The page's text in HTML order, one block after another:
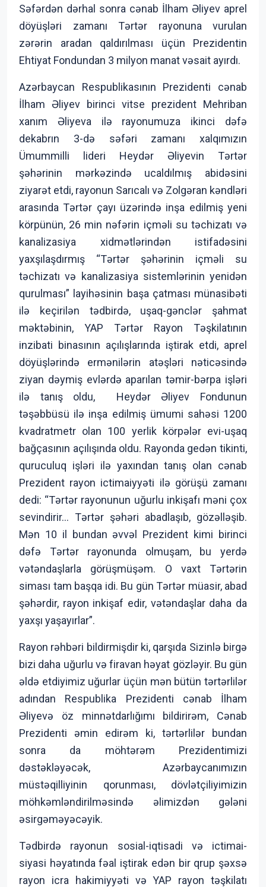
Səfərdən dərhal sonra cənab İlham Əliyev aprel
döyüşləri zamanı Tərtər rayonuna vurulan
zərərin aradan qaldırılması üçün Prezidentin
Ehtiyat Fondundan 3 milyon manat vəsait ayırdı.
Azərbaycan Respublikasının Prezidenti cənab
İlham Əliyev birinci vitse prezident Mehriban
xanım Əliyeva ilə rayonumuza ikinci dəfə
dekabrın 3-də səfəri zamanı xalqımızın
Ümummilli lideri Heydər Əliyevin Tərtər
şəhərinin mərkəzində ucaldılmış abidəsini
ziyarət etdi, rayonun Sarıcalı və Zolgəran kəndləri
arasında Tərtər çayı üzərində inşa edilmiş yeni
körpünün, 26 min nəfərin içməli su təchizatı və
kanalizasiya xidmətlərindən istifadəsini
yaxşılaşdırmış “Tərtər şəhərinin içməli su
təchizatı və kanalizasiya sistemlərinin yenidən
qurulması” layihəsinin başa çatması münasibəti
ilə keçirilən tədbirdə, uşaq-gənclər şahmat
məktəbinin, YAP Tərtər Rayon Təşkilatının
inzibati binasının açılışlarında iştirak etdi, aprel
döyüşlərində ermənilərin atəşləri nəticəsində
ziyan dəymiş evlərdə aparılan təmir-bərpa işləri
ilə tanış oldu, Heydər Əliyev Fondunun
təşəbbüsü ilə inşa edilmiş ümumi sahəsi 1200
kvadratmetr olan 100 yerlik körpələr evi-uşaq
bağçasının açılışında oldu. Rayonda gedən tikinti,
quruculuq işləri ilə yaxından tanış olan cənab
Prezident rayon ictimaiyyəti ilə görüşü zamanı
dedi: “Tərtər rayonunun uğurlu inkişafı məni çox
sevindirir... Tərtər şəhəri abadlaşıb, gözəlləşib.
Mən 10 il bundan əvvəl Prezident kimi birinci
dəfə Tərtər rayonunda olmuşam, bu yerdə
vətəndaşlarla görüşmüşəm. O vaxt Tərtərin
siması tam başqa idi. Bu gün Tərtər müasir, abad
şəhərdir, rayon inkişaf edir, vətəndaşlar daha da
yaxşı yaşayırlar”.
Rayon rəhbəri bildirmişdir ki, qarşıda Sizinlə birgə
bizi daha uğurlu və firavan həyat gözləyir. Bu gün
əldə etdiyimiz uğurlar üçün mən bütün tərtərlilər
adından Respublika Prezidenti cənab İlham
Əliyevə öz minnətdarlığımı bildirirəm, Cənab
Prezidenti əmin edirəm ki, tərtərlilər bundan
sonra da möhtərəm Prezidentimizi
dəstəkləyəcək, Azərbaycanımızın
müstəqilliyinin qorunması, dövlətçiliyimizin
möhkəmləndirilməsində əlimizdən gələni
əsirgəməyəcəyik.
Tədbirdə rayonun sosial-iqtisadi və ictimai-
siyasi həyatında fəal iştirak edən bir qrup şəxsə
rayon icra hakimiyyəti və YAP rayon təşkilatı